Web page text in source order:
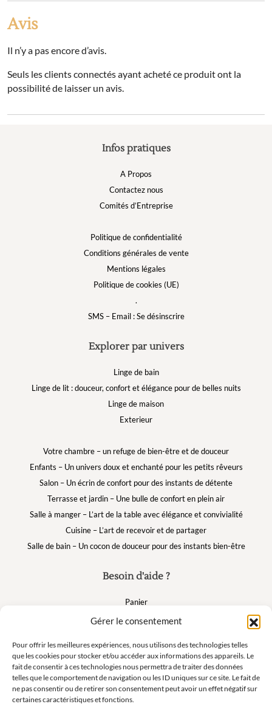
Gérer le consentement
Pour offrir les meilleures expériences, nous utilisons des technologies telles
que les cookies pour stocker et/ou accéder aux informations des appareils. Le
fait de consentir à ces technologies nous permettra de traiter des données
telles que le comportement de navigation ou les ID uniques sur ce site. Le fait de
ne pas consentir ou de retirer son consentement peut avoir un effet négatif sur
certaines caractéristiques et fonctions.
Avis
Il n’y a pas encore d’avis.
Seuls les clients connectés ayant acheté ce produit ont la
possibilité de laisser un avis.
Besoin d'aide ?
Panier
FAQ
Suivez nous
Infos pratiques
A Propos
Contactez nous
Comités d’Entreprise
Politique de confidentialité
Conditions générales de vente
Mentions légales
Politique de cookies (UE)
.
SMS – Email : Se désinscrire
Explorer par univers
Linge de bain
Linge de lit : douceur, confort et élégance pour de belles nuits
Linge de maison
Exterieur
Votre chambre – un refuge de bien-être et de douceur
Enfants – Un univers doux et enchanté pour les petits rêveurs
Salon – Un écrin de confort pour des instants de détente
Terrasse et jardin – Une bulle de confort en plein air
Salle à manger – L’art de la table avec élégance et convivialité
Cuisine – L’art de recevoir et de partager
Salle de bain – Un cocon de douceur pour des instants bien-être